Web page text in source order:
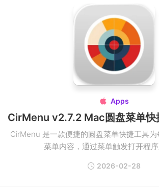
 Apps
CirMenu 是一款便捷的圆盘菜单快捷工具
菜单内容，通过菜单触发打开程
2026-02-28